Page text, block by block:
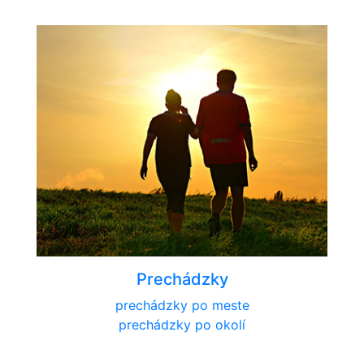
Prechádzky
prechádzky po meste
prechádzky po okolí